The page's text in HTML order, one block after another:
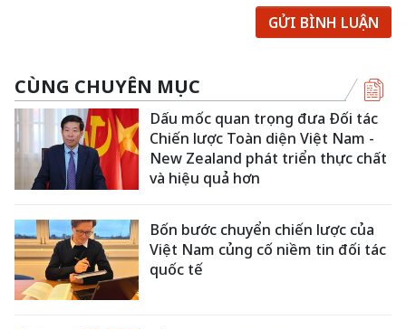
GỬI BÌNH LUẬN
CÙNG CHUYÊN MỤC
Dấu mốc quan trọng đưa Đối tác
Chiến lược Toàn diện Việt Nam -
New Zealand phát triển thực chất
và hiệu quả hơn
Bốn bước chuyển chiến lược của
Việt Nam củng cố niềm tin đối tác
quốc tế